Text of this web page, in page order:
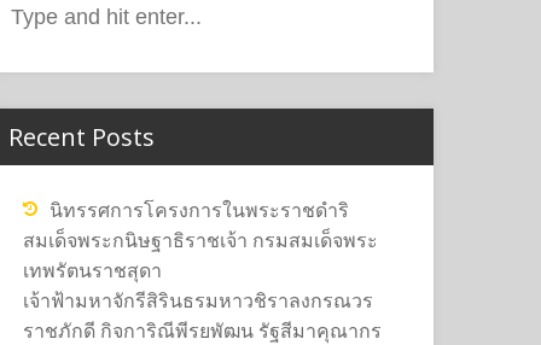
Recent Posts
นิทรรศการโครงการในพระราชดำริ
สมเด็จพระกนิษฐาธิราชเจ้า กรมสมเด็จพระ
เทพรัตนราชสุดา
เจ้าฟ้ามหาจักรีสิรินธรมหาวชิราลงกรณวร
ราชภักดี กิจการิณีพีรยพัฒน รัฐสีมาคุณากร